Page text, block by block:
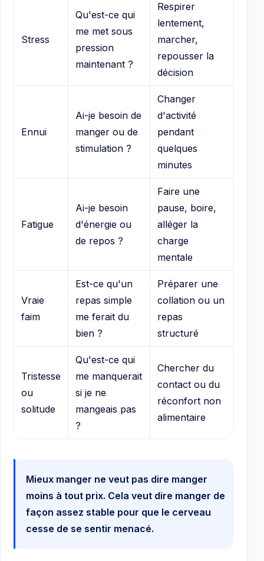
Stress
Qu'est-ce qui
me met sous
pression
maintenant ?
Respirer
lentement,
marcher,
repousser la
décision
Ennui
Ai-je besoin de
manger ou de
stimulation ?
Changer
d'activité
pendant
quelques
minutes
Fatigue
Ai-je besoin
d'énergie ou
de repos ?
Faire une
pause, boire,
alléger la
charge
mentale
Vraie
faim
Est-ce qu'un
repas simple
me ferait du
bien ?
Préparer une
collation ou un
repas
structuré
Tristesse
ou
solitude
Qu'est-ce qui
me manquerait
si je ne
mangeais pas
?
Chercher du
contact ou du
réconfort non
alimentaire
Mieux manger ne veut pas dire manger
moins à tout prix. Cela veut dire manger de
façon assez stable pour que le cerveau
cesse de se sentir menacé.